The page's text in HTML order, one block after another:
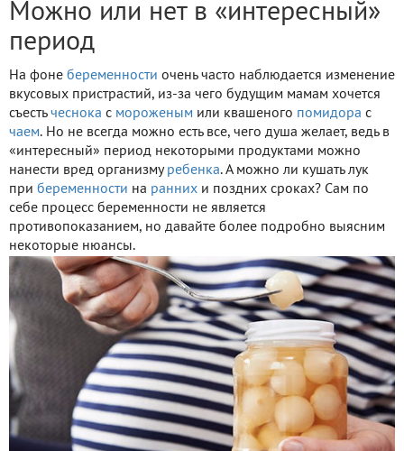
Можно или нет в «интересный»
период
На фоне беременности очень часто наблюдается изменение
вкусовых пристрастий, из-за чего будущим мамам хочется
съесть чеснока с мороженым или квашеного помидора с
чаем. Но не всегда можно есть все, чего душа желает, ведь в
«интересный» период некоторыми продуктами можно
нанести вред организму ребенка. А можно ли кушать лук
при беременности на ранних и поздних сроках? Сам по
себе процесс беременности не является
противопоказанием, но давайте более подробно выясним
некоторые нюансы.